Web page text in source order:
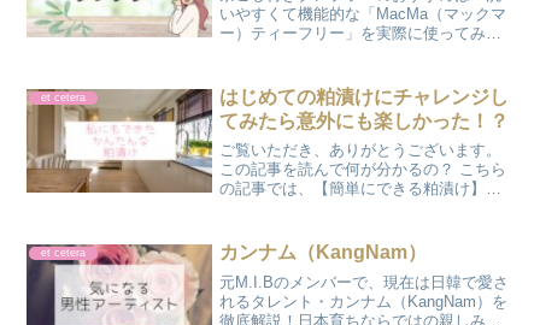
いやすくて機能的な「MacMa（マックマ
ー）ティーフリー」を実際に使ってみた
トルの使い方や、お手入れのしやすさを
チェック！
et cetera
はじめての粕漬けにチャレンジし
てみたら意外にも楽しかった！？
ご覧いただき、ありがとうございます。
この記事を読んで何が分かるの？ こちら
の記事では、【簡単にできる粕漬け】の
レンジするよ♪ 粕漬けとは？粕漬けと
は、お酒を絞っ...
et cetera カンナム（KangNam）
元M.I.Bのメンバーで、現在は日韓で愛さ
れるタレント・カンナム（KangNam）を
徹底解説！日本育ちならではの親しみや